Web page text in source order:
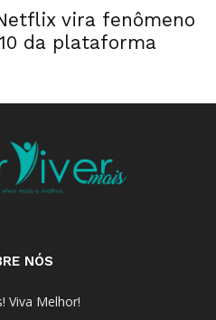
vira fenômeno
da plataforma
NÓS
Viva Melhor!